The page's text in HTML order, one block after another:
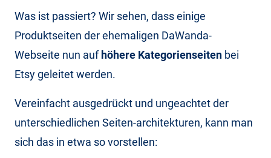
Was ist passiert? Wir sehen, dass einige
Produktseiten der ehemaligen DaWanda-
Webseite nun auf höhere Kategorienseiten bei
Etsy geleitet werden.
Vereinfacht ausgedrückt und ungeachtet der
unterschiedlichen Seiten-architekturen, kann man
sich das in etwa so vorstellen: